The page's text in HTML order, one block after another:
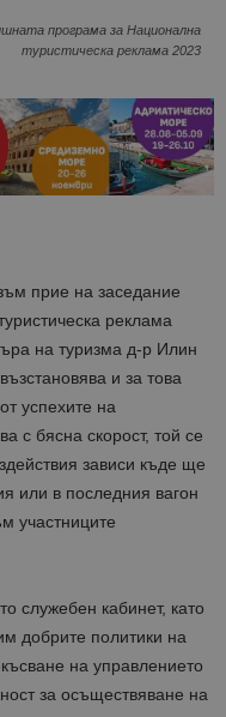
програма за Национална
туристическа реклама 2023
прие на заседание
реклама
на туризма д-р Илин
и за това
успехите на
с бясна скорост, той се
зависи къде ще
или в последния вагон
участниците
служебен кабинет, като
добрите политики на
на управлението
за осъществяване на